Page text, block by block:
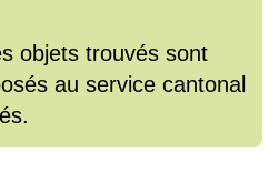
objets trouvés sont
au service cantonal